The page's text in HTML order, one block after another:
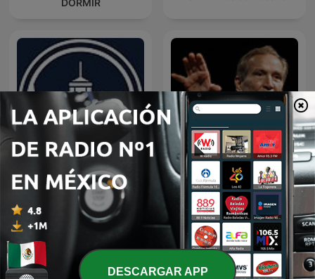
Predicaciones Cristianas
EL AMOR QUE VALE on
Oneplace.com
DESCARGAR APP